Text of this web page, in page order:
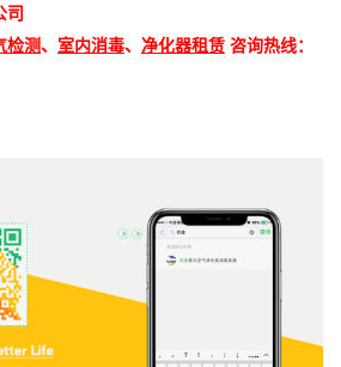
司
检测、 室内消毒、 净化器租赁 咨询热线：